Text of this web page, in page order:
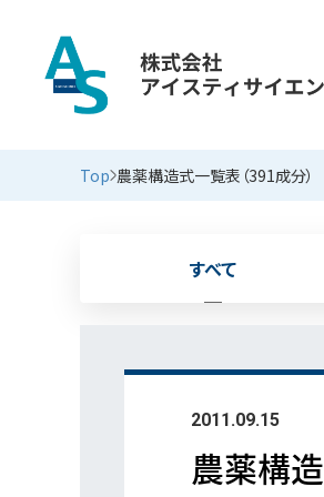
Top 農薬構造式一覧表（391成分）
新着情報
すべて
2011.09.15
農薬構